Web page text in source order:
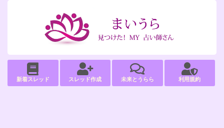
新着スレッド スレッド作成 未来とうらら 利用規約